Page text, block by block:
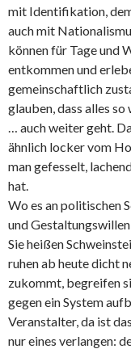
mit Identifikation,
auch mit
können für Tage und
entkommen und
gemeinschaftlich
glauben, dass alles
… auch weiter geht.
ähnlich locker vom
man gefesselt,
hat.
Wo es an politischen
und
Sie heißen
ruhen ab heute dicht
zukommt, begreifen
gegen ein System
Veranstalter, da ist
nur eines verlangen: